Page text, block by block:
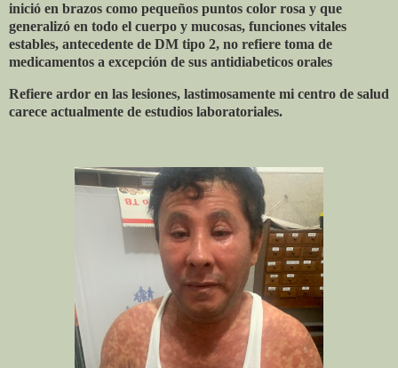
inició en brazos como pequeños puntos color rosa y que
generalizó en todo el cuerpo y mucosas, funciones vitales
estables, antecedente de DM tipo 2, no refiere toma de
medicamentos a excepción de sus antidiabeticos orales
Refiere ardor en las lesiones, lastimosamente mi centro de salud
carece actualmente de estudios laboratoriales.